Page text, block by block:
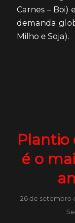
Carnes – Boi)
demanda
Milho e Soja).
Plantio
é o
26 de setembro